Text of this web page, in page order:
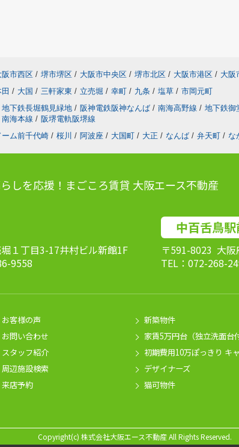
阪市西区 / 堺市堺区 / 大阪市中央区 / 堺市北区 / 大阪市港区 / 大阪
/ 大国 / 三軒家東 / 立売堀 / 幸町 / 九条 / 塩草 / 市岡元町
地下鉄長堀鶴見緑地 / 阪神電鉄阪神なんば / 南海高野線 / 地下鉄御
南海本線 / 阪堺電軌阪堺線
ーム前千代崎 / 桜川 / 阿波座 / 大国町 / 大正 / なんば / 弁天町 / な
しを応援！まごころ賃貸 大阪エース不動産
１丁目3-17井村ビル新館1F
9558
中百舌鳥
〒591-8023 大
TEL：072-268-
お客様の声
お問い合わせ
スタッフ紹介
周辺施設検索
来店予約
新築物件
家賃5万円台（独立洗面台
初期費用10万ぽっきり キ
デザイナーズ
猫可物件
Copyright(c) 株式会社大阪エース不動産 All Rights Reserved.